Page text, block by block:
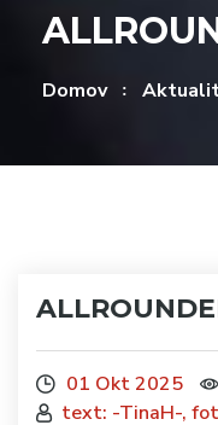
Domov
01 Okt 2025
text: -TinaH-,